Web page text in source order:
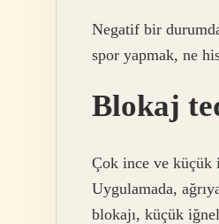
Negatif bir
spor yapmak, ne
Blokaj
Çok ince ve küçük
Uygulamada,
blokajı, küçük